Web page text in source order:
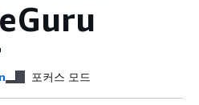
포커스 모드